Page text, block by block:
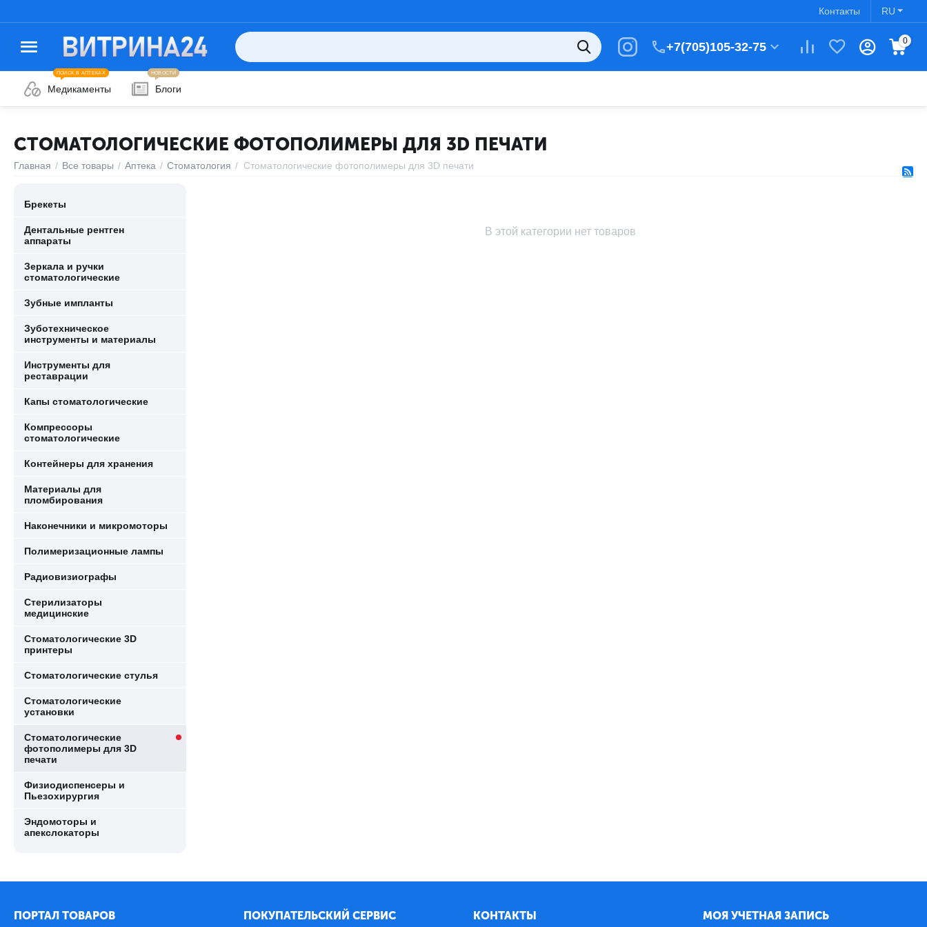
RU
Контакты
+7(705)105-32-75 0
Медикаменты
ПОИСК В АПТЕКАХ
Блоги
НОВОСТИ
СТОМАТОЛОГИЧЕСКИЕ ФОТОПОЛИМЕРЫ ДЛЯ 3D ПЕЧАТИ
Главная / Все товары / Аптека / Стоматология / Стоматологические фотополимеры для 3D печати
В этой категории нет товаров
Брекеты
Дентальные рентген
аппараты
Зеркала и ручки
стоматологические
Зубные импланты
Зуботехническое
инструменты и материалы
Инструменты для
реставрации
Капы стоматологические
Компрессоры
стоматологические
Контейнеры для хранения
Материалы для
пломбирования
Наконечники и микромоторы
Полимеризационные лампы
Радиовизиографы
Стерилизаторы
медицинские
Стоматологические 3D
принтеры
Стоматологические стулья
Стоматологические
установки
Стоматологические
фотополимеры для 3D
печати
Физиодиспенсеры и
Пьезохирургия
Эндомоторы и
апекслокаторы
ПОРТАЛ ТОВАРОВ ПОКУПАТЕЛЬСКИЙ СЕРВИС КОНТАКТЫ МОЯ УЧЕТНАЯ ЗАПИСЬ